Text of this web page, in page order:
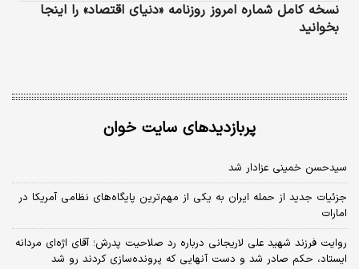
نسخه کامل شماره امروز روزنامه «دنیای‌ اقتصاد» را اینجا
بخوانید
پربازدیدهای سایت خوان
سیدحسن خمینی عزادار شد
جزئیات جدید از حمله ایران به یکی از مهم‌ترین پایگاه‌های نظامی آمریکا در
امارات
روایت فرزند شهید علی لاریجانی درباره رد صلاحیت پدرش؛ آقای اژه‌ای مردانه
ایستاد، حکم صادر شد و دست آنهایی که پرونده‌سازی کردند رو شد